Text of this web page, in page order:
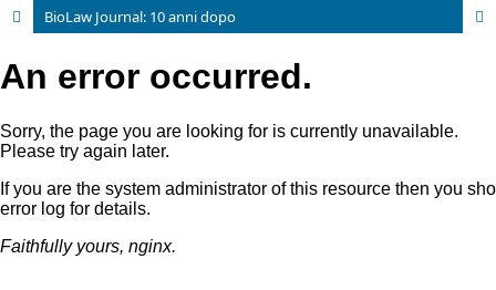
BioLaw Journal: 10 anni dopo